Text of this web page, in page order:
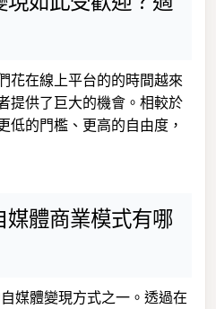
花在線上平台的的時間越來
提供了巨大的機會。相較於
低的門檻、更高的自由度，
體商業模式有哪
媒體變現方式之一。透過在